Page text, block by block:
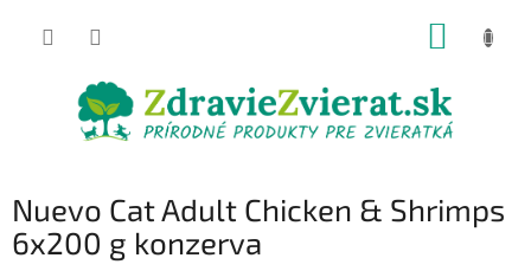
Nuevo Cat Adult Chicken & Shrimps
6x200 g konzerva